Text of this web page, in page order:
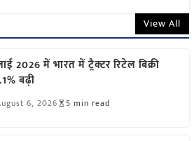
View All
2026 में भारत में ट्रैक्टर रिटेल बिक्री
बढ़ी
6, 2026 5 min read